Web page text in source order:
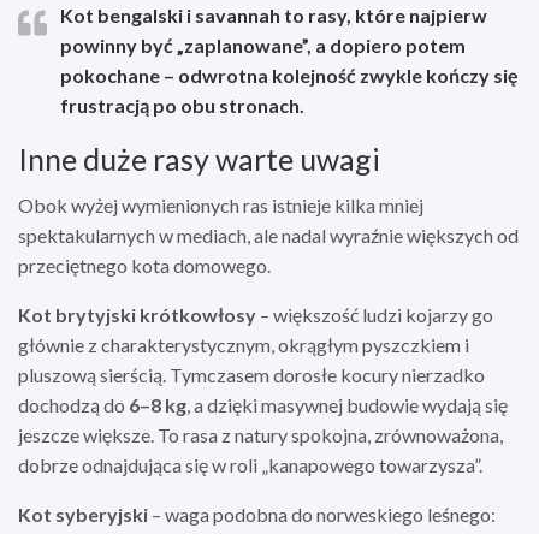
Kot bengalski i savannah to rasy, które najpierw
powinny być „zaplanowane”, a dopiero potem
pokochane – odwrotna kolejność zwykle kończy się
frustracją po obu stronach.
Inne duże rasy warte uwagi
Obok wyżej wymienionych ras istnieje kilka mniej
spektakularnych w mediach, ale nadal wyraźnie większych od
przeciętnego kota domowego.
Kot brytyjski krótkowłosy – większość ludzi kojarzy go
głównie z charakterystycznym, okrągłym pyszczkiem i
pluszową sierścią. Tymczasem dorosłe kocury nierzadko
dochodzą do 6–8 kg, a dzięki masywnej budowie wydają się
jeszcze większe. To rasa z natury spokojna, zrównoważona,
dobrze odnajdująca się w roli „kanapowego towarzysza”.
Kot syberyjski – waga podobna do norweskiego leśnego: